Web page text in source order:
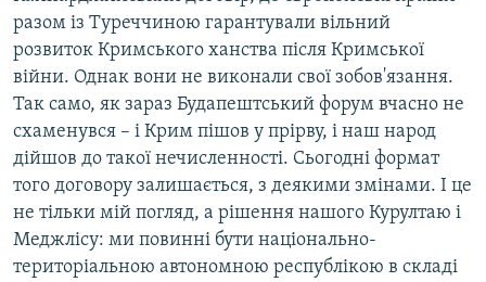
разом із Туреччиною гарантували вільний
розвиток Кримського ханства після Кримської
війни. Однак вони не виконали свої зобов'язання.
Так само, як зараз Будапештський форум вчасно не
схаменувся – і Крим пішов у прірву, і наш народ
дійшов до такої нечисленності. Сьогодні формат
того договору залишається, з деякими змінами. І це
не тільки мій погляд, а рішення нашого Курултаю і
Меджлісу: ми повинні бути національно-
територіальною автономною республікою в складі